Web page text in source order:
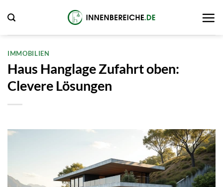
Inhalt
springen
IMMOBILIEN
Haus Hanglage Zufahrt oben:
Clevere Lösungen